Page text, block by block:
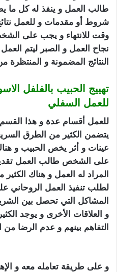
طالب العمل و ينفذ له كل ما
شروط أو مقدمات و للعمل
وقت للانتهاء و يجب على
نجاح العمل و الصبر ليتم
النتائج المضمونة و
تهييج الحبيب بالفلفل
للعمل السفلي
للعمل أقسام عدة و هذا
يتضمن الكثير من الطرق
عينات و أثر يخص الحبيب و
على الشخص طالب العمل
المراد له العمل و هناك
لطلب تنفيذ العمل الروحاني
المشاكل التي تحصل بين
و العلاقات الأخرى و يوجد
التفاهم بينهم و عدم الرضا
و على طريقة تعامله معه و